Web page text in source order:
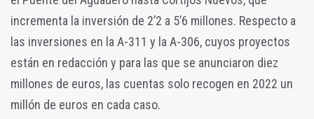
incrementa la inversión de 2’2 a 5’6 millones. Respecto a
las inversiones en la A-311 y la A-306, cuyos proyectos
están en redacción y para las que se anunciaron diez
millones de euros, las cuentas solo recogen en 2022 un
millón de euros en cada caso.